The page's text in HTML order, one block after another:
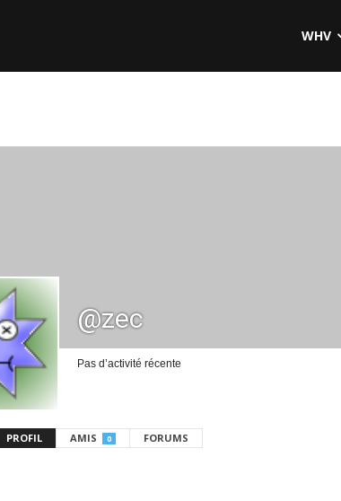
WHV
@zec
Pas d’activité récente
PROFIL AMIS 0 FORUMS